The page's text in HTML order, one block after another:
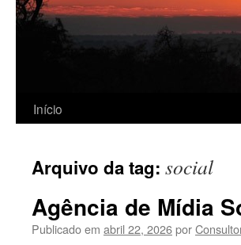
Início
Arquivo da tag: social
Agência de Mídia
Publicado em abril 22, 2026por